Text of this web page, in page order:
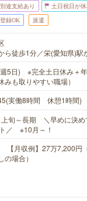
途支給あり 土日祝日が
録OK 派遣
ら徒歩1分／栄(愛知県)駅
5日) ※完全土日休み＋
みも取りやすい職場）
実働8時間 休憩1時間)
旬～長期 ＼早めに決め
／ ※10月～！
【月収例】27万7,200円
の場合）